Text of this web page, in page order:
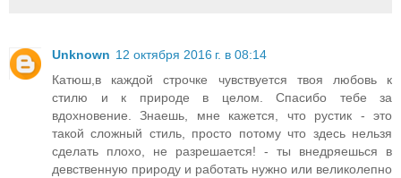
Unknown 12 октября 2016 г. в 08:14
Катюш,в каждой строчке чувствуется твоя любовь к
стилю и к природе в целом. Спасибо тебе за
вдохновение. Знаешь, мне кажется, что рустик - это
такой сложный стиль, просто потому что здесь нельзя
сделать плохо, не разрешается! - ты внедряешься в
девственную природу и работать нужно или великолепно